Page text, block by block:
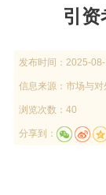
引
发布时间： 2025-
信息来源： 市场与对
浏览次数：40
分享到：